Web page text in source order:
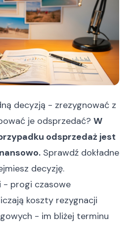
decyzją - zrezygnować z
je odsprzedać? W
odsprzedaż jest
Sprawdź dokładne
decyzję.
- progi czasowe
koszty rezygnacji
- im bliżej terminu